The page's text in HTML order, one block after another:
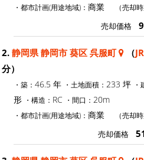
・都市計画(用途地域)： 商業 （売却
売却価格
2. 静岡県 静岡市 葵区 呉服町 （
分）
・築： 46.5 年 ・土地面積： 233 坪 ・
形 ・構造： RC ・間口： 20m
・都市計画(用途地域)： 商業 （売却
売却価格